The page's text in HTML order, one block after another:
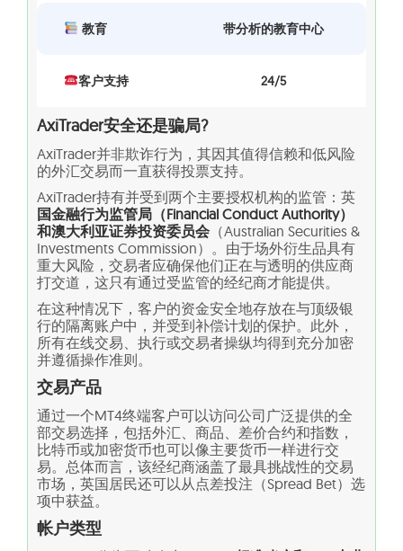
教育 带分析的教育中心
客户支持 24/5
AxiTrader安全还是骗局?
AxiTrader并非欺诈行为，其因其值得信赖和低风险
的外汇交易而一直获得投票支持。
AxiTrader持有并受到两个主要授权机构的监管：英
国金融行为监管局（Financial Conduct Authority）
和澳大利亚证券投资委员会 （Australian Securities &
Investments Commission）。由于场外衍生品具有
重大风险，交易者应确保他们正在与透明的供应商
打交道，这只有通过受监管的经纪商才能提供。
在这种情况下，客户的资金安全地存放在与顶级银
行的隔离账户中，并受到补偿计划的保护。此外，
所有在线交易、执行或交易者操纵均得到充分加密
并遵循操作准则。
交易产品
通过一个MT4终端客户可以访问公司广泛提供的全
部交易选择，包括外汇、商品、差价合约和指数，
比特币或加密货币也可以像主要货币一样进行交
易。总体而言，该经纪商涵盖了最具挑战性的交易
市场，英国居民还可以从点差投注（Spread Bet）选
项中获益。
帐户类型